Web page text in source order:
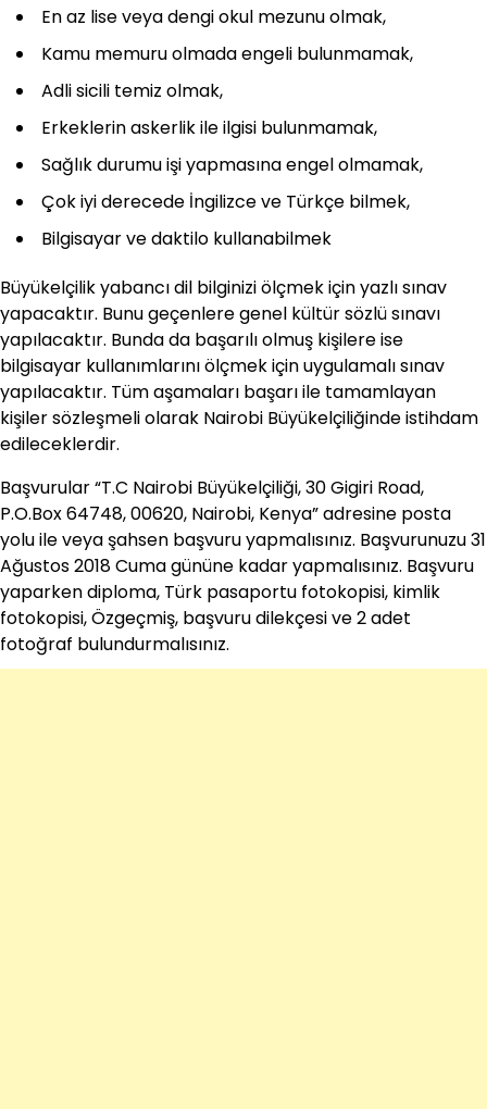
En az lise veya dengi okul mezunu olmak,
Kamu memuru olmada engeli bulunmamak,
Adli sicili temiz olmak,
Erkeklerin askerlik ile ilgisi bulunmamak,
Sağlık durumu işi yapmasına engel olmamak,
Çok iyi derecede İngilizce ve Türkçe bilmek,
Bilgisayar ve daktilo kullanabilmek
Büyükelçilik yabancı dil bilginizi ölçmek için yazlı sınav
yapacaktır. Bunu geçenlere genel kültür sözlü sınavı
yapılacaktır. Bunda da başarılı olmuş kişilere ise
bilgisayar kullanımlarını ölçmek için uygulamalı sınav
yapılacaktır. Tüm aşamaları başarı ile tamamlayan
kişiler sözleşmeli olarak Nairobi Büyükelçiliğinde istihdam
edileceklerdir.
Başvurular “T.C Nairobi Büyükelçiliği, 30 Gigiri Road,
P.O.Box 64748, 00620, Nairobi, Kenya” adresine posta
yolu ile veya şahsen başvuru yapmalısınız. Başvurunuzu 31
Ağustos 2018 Cuma gününe kadar yapmalısınız. Başvuru
yaparken diploma, Türk pasaportu fotokopisi, kimlik
fotokopisi, Özgeçmiş, başvuru dilekçesi ve 2 adet
fotoğraf bulundurmalısınız.